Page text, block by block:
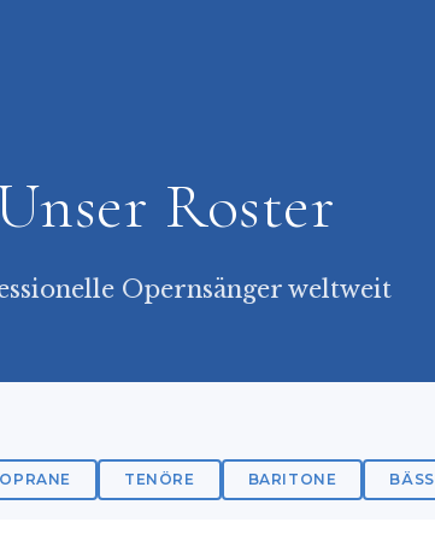
Roster
Opernsänger weltweit
TENÖRE BARITONE